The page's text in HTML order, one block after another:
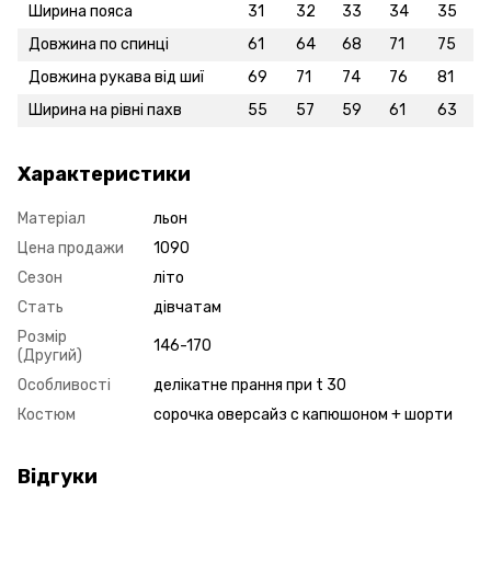
Ширина пояса 31 32 33 34
35
Довжина по спинці
61 64 68 71
75
Довжина рукава від шиї
69 71 74 76
81
Ширина на рівні пахв
55 57 59 61 63
Характеристики
Матеріал
льон
Цена продажи
1090
Сезон
літо
Стать
дівчатам
Розмір
(Другий)
146-170
Особливості
делікатне прання при t 30
Костюм
сорочка оверсайз с капюшоном + шорти
Відгуки